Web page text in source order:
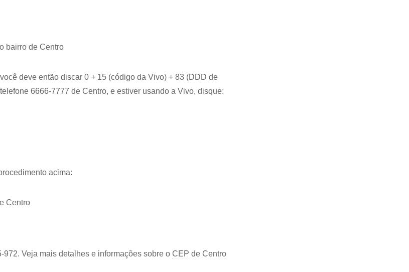
bairro de Centro
deve então discar 0 + 15 (código da Vivo) + 83 (DDD de
6666-7777 de Centro, e estiver usando a Vivo, disque:
acima:
Centro
Veja mais detalhes e informações sobre o CEP de Centro